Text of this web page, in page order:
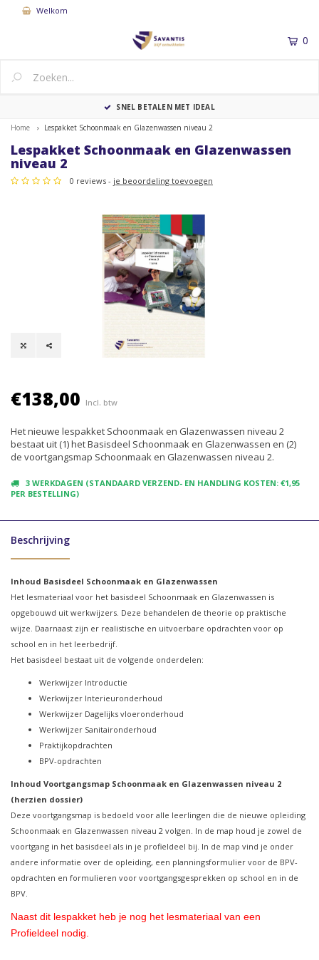
Welkom
0
SNEL BETALEN MET IDEAL
Home Lespakket Schoonmaak en Glazenwassen niveau 2
Lespakket Schoonmaak en Glazenwassen
niveau 2
0 reviews - je beoordeling toevoegen
€138,00 Incl. btw
Het nieuwe lespakket Schoonmaak en Glazenwassen niveau 2
bestaat uit (1) het Basisdeel Schoonmaak en Glazenwassen en (2)
de voortgangsmap Schoonmaak en Glazenwassen niveau 2.
3 WERKDAGEN (STANDAARD VERZEND- EN HANDLING KOSTEN: €1,95
PER BESTELLING)
Beschrijving
Inhoud Basisdeel Schoonmaak en Glazenwassen
Het lesmateriaal voor het basisdeel Schoonmaak en Glazenwassen is
opgebouwd uit werkwijzers. Deze behandelen de theorie op praktische
wijze. Daarnaast zijn er realistische en uitvoerbare opdrachten voor op
school en in het leerbedrijf.
Het basisdeel bestaat uit de volgende onderdelen:
Werkwijzer Introductie
Werkwijzer Interieuronderhoud
Werkwijzer Dagelijks vloeronderhoud
Werkwijzer Sanitaironderhoud
Praktijkopdrachten
BPV-opdrachten
Inhoud Voortgangsmap Schoonmaak en Glazenwassen niveau 2
(herzien dossier)
Deze voortgangsmap is bedoeld voor alle leerlingen die de nieuwe opleiding
Schoonmaak en Glazenwassen niveau 2 volgen. In de map houd je zowel de
voortgang in het basisdeel als in je profieldeel bij. In de map vind je onder
andere informatie over de opleiding, een planningsformulier voor de BPV-
opdrachten en formulieren voor voortgangsgesprekken op school en in de
BPV.
Naast dit lespakket heb je nog het lesmateriaal van een
Profieldeel nodig.